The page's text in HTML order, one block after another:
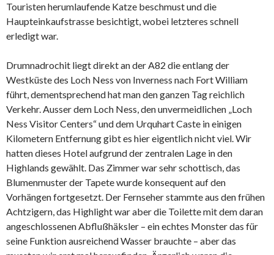
Touristen herumlaufende Katze beschmust und die
Haupteinkaufstrasse besichtigt, wobei letzteres schnell
erledigt war.
Drumnadrochit liegt direkt an der A82 die entlang der
Westküste des Loch Ness von Inverness nach Fort William
führt, dementsprechend hat man den ganzen Tag reichlich
Verkehr. Ausser dem Loch Ness, den unvermeidlichen „Loch
Ness Visitor Centers“ und dem Urquhart Caste in einigen
Kilometern Entfernung gibt es hier eigentlich nicht viel. Wir
hatten dieses Hotel aufgrund der zentralen Lage in den
Highlands gewählt. Das Zimmer war sehr schottisch, das
Blumenmuster der Tapete wurde konsequent auf den
Vorhängen fortgesetzt. Der Fernseher stammte aus den frühen
Achtzigern, das Highlight war aber die Toilette mit dem daran
angeschlossenen Abflußhäksler – ein echtes Monster das für
seine Funktion ausreichend Wasser brauchte – aber das